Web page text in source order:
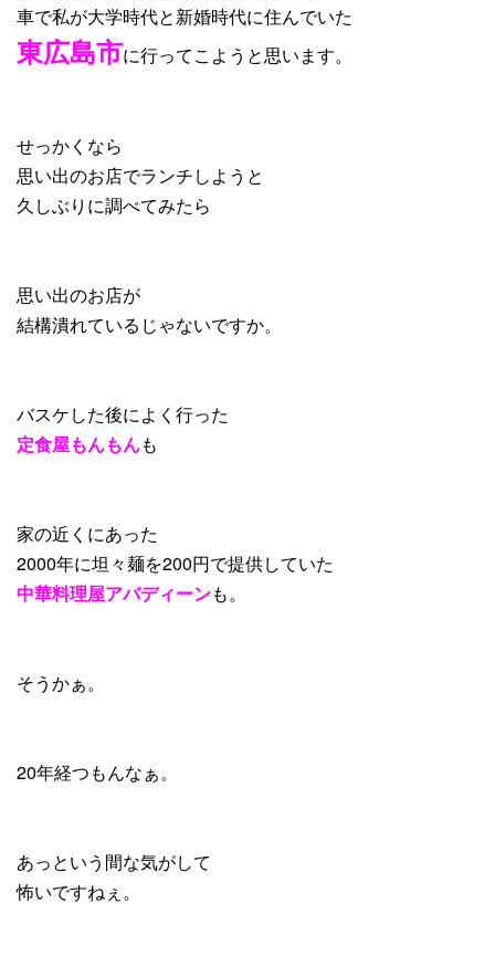
車で私が大学時代と新婚時代に住んでいた
東広島市に行ってこようと思います。
せっかくなら
思い出のお店でランチしようと
久しぶりに調べてみたら
思い出のお店が
結構潰れているじゃないですか。
バスケした後によく行った
定食屋もんもんも
家の近くにあった
2000年に坦々麺を200円で提供していた
中華料理屋アバディーンも。
そうかぁ。
20年経つもんなぁ。
あっという間な気がして
怖いですねぇ。